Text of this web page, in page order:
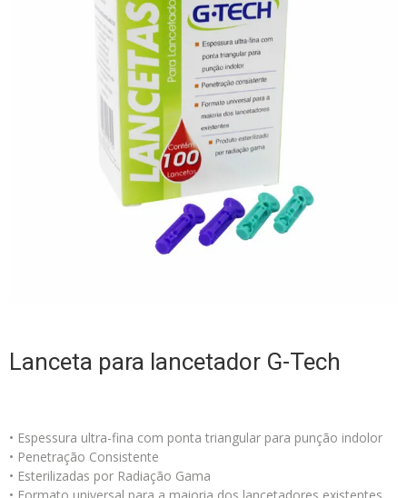
Lanceta para lancetador G-Tech
• Espessura ultra-fina com ponta triangular para punção indolor
• Penetração Consistente
• Esterilizadas por Radiação Gama